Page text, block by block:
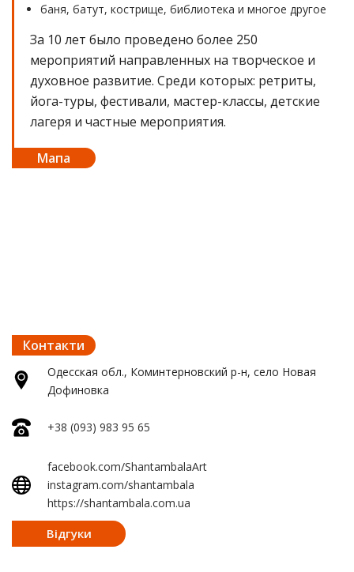
баня, батут, кострище, библиотека и многое другое
За 10 лет было проведено более 250
мероприятий направленных на творческое и
духовное развитие. Среди которых: ретриты,
йога-туры, фестивали, мастер-классы, детские
лагеря и частные мероприятия.
Мапа
Контакти
Одесская обл., Коминтерновский р-н, село Новая
Дофиновка
+38 (093) 983 95 65
facebook.com/ShantambalaArt
instagram.com/shantambala
https://shantambala.com.ua
Відгуки